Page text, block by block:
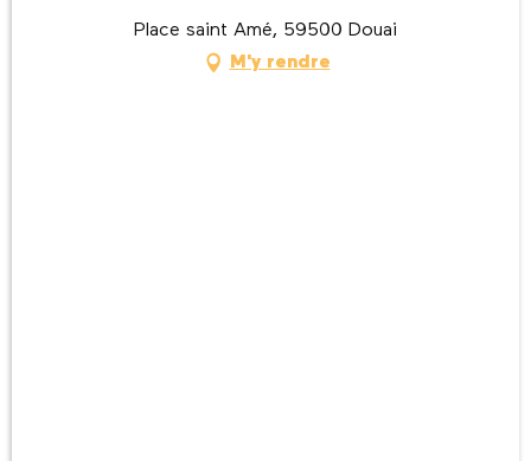
Place saint Amé, 59500 Douai
M'y rendre